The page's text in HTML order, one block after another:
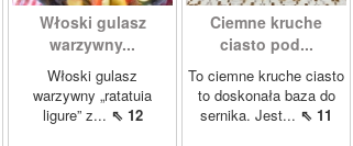
Włoski gulasz
warzywny...
Włoski gulasz
warzywny „ratatuia
ligure” z... ⇖ 12
Ciemne kruche
ciasto pod...
To ciemne kruche ciasto
to doskonała baza do
sernika. Jest... ⇖ 11